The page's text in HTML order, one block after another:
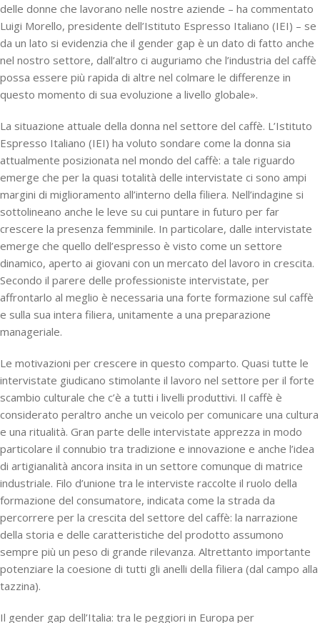
delle donne che lavorano nelle nostre aziende – ha commentato
Luigi Morello, presidente dell’Istituto Espresso Italiano (IEI) – se
da un lato si evidenzia che il gender gap è un dato di fatto anche
nel nostro settore, dall’altro ci auguriamo che l’industria del caffè
possa essere più rapida di altre nel colmare le differenze in
questo momento di sua evoluzione a livello globale».
La situazione attuale della donna nel settore del caffè. L’Istituto
Espresso Italiano (IEI) ha voluto sondare come la donna sia
attualmente posizionata nel mondo del caffè: a tale riguardo
emerge che per la quasi totalità delle intervistate ci sono ampi
margini di miglioramento all’interno della filiera. Nell’indagine si
sottolineano anche le leve su cui puntare in futuro per far
crescere la presenza femminile. In particolare, dalle intervistate
emerge che quello dell’espresso è visto come un settore
dinamico, aperto ai giovani con un mercato del lavoro in crescita.
Secondo il parere delle professioniste intervistate, per
affrontarlo al meglio è necessaria una forte formazione sul caffè
e sulla sua intera filiera, unitamente a una preparazione
manageriale.
Le motivazioni per crescere in questo comparto. Quasi tutte le
intervistate giudicano stimolante il lavoro nel settore per il forte
scambio culturale che c’è a tutti i livelli produttivi. Il caffè è
considerato peraltro anche un veicolo per comunicare una cultura
e una ritualità. Gran parte delle intervistate apprezza in modo
particolare il connubio tra tradizione e innovazione e anche l’idea
di artigianalità ancora insita in un settore comunque di matrice
industriale. Filo d’unione tra le interviste raccolte il ruolo della
formazione del consumatore, indicata come la strada da
percorrere per la crescita del settore del caffè: la narrazione
della storia e delle caratteristiche del prodotto assumono
sempre più un peso di grande rilevanza. Altrettanto importante
potenziare la coesione di tutti gli anelli della filiera (dal campo alla
tazzina).
Il gender gap dell’Italia: tra le peggiori in Europa per